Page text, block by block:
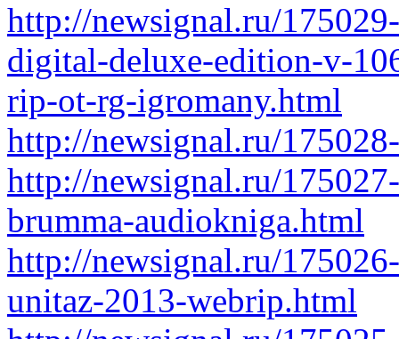
http://newsignal.ru/
digital-deluxe-edition-v-
rip-ot-rg-igromany.html
http://newsignal.ru/
http://newsignal.ru/
brumma-audiokniga.html
http://newsignal.ru/
unitaz-2013-webrip.html